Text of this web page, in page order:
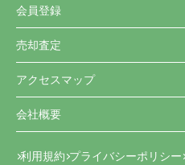
会員登録
売却査定
アクセスマップ
会社概要
利用規約 プライバシーポリシー